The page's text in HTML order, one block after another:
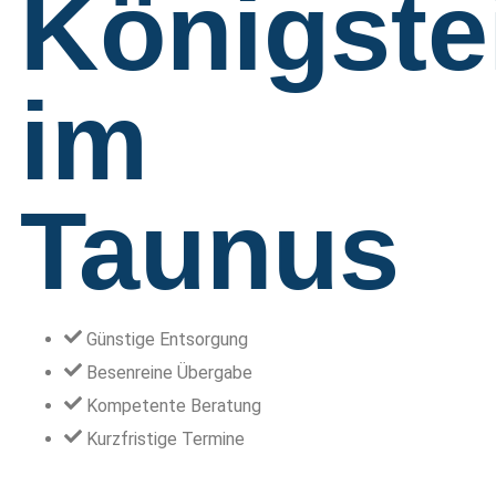
im
Taunus
Günstige Entsorgung
Besenreine Übergabe
Kompetente Beratung
Kurzfristige Termine